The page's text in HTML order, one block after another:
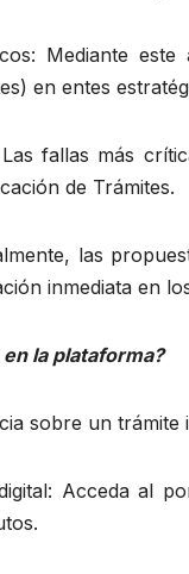
Mediante
en entes
fallas más
de Trámites.
las
inmediata en
la plataforma?
sobre un trámite
Acceda al